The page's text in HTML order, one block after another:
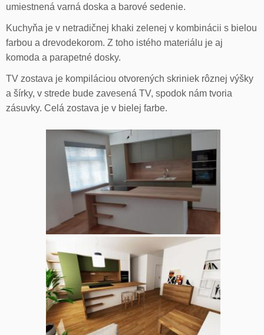
umiestnená varná doska a barové sedenie.
Kuchyňa je v netradičnej khaki zelenej v kombinácii s bielou
farbou a drevodekorom. Z toho istého materiálu je aj
komoda a parapetné dosky.
TV zostava je kompiláciou otvorených skriniek rôznej výšky
a šírky, v strede bude zavesená TV, spodok nám tvoria
zásuvky. Celá zostava je v bielej farbe.